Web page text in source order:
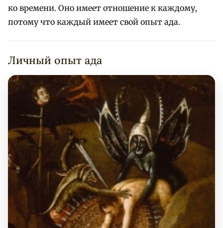
ко времени. Оно имеет отношение к каждому,
потому что каждый имеет свой опыт ада.
Личный опыт ада